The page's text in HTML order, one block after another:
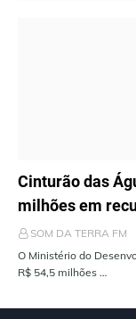
ÚLTIMAS NOTÍCIAS
Cinturão das
milhões em
SOM DA TERRA FM
O Ministério do
R$ 54,5 milhões …